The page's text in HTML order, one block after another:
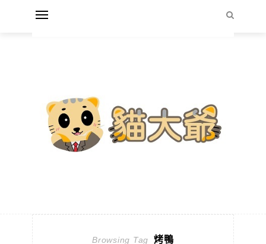
Browsing Tag 烤鴨